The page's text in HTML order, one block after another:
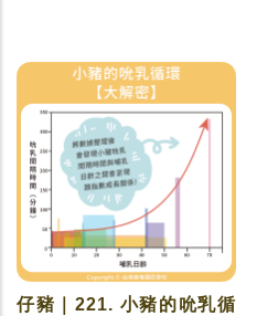
仔豬｜221. 小豬的吮乳循